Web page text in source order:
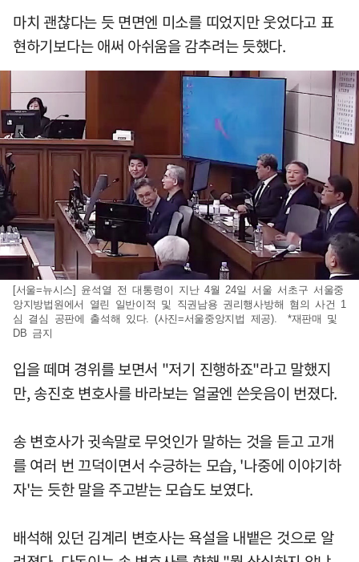
마치 괜찮다는 듯 면면엔 미소를 띠었지만 웃었다고 표
현하기보다는 애써 아쉬움을 감추려는 듯했다.
[서울=뉴시스] 윤석열 전 대통령이 지난 4월 24일 서울 서초구 서울중
앙지방법원에서 열린 일반이적 및 직권남용 권리행사방해 혐의 사건 1
심 결심 공판에 출석해 있다. (사진=서울중앙지법 제공). *재판매 및
DB 금지
입을 떼며 경위를 보면서 "저기 진행하죠"라고 말했지
만, 송진호 변호사를 바라보는 얼굴엔 쓴웃음이 번졌다.
송 변호사가 귓속말로 무엇인가 말하는 것을 듣고 고개
를 여러 번 끄덕이면서 수긍하는 모습, '나중에 이야기하
자'는 듯한 말을 주고받는 모습도 보였다.
배석해 있던 김계리 변호사는 욕설을 내뱉은 것으로 알